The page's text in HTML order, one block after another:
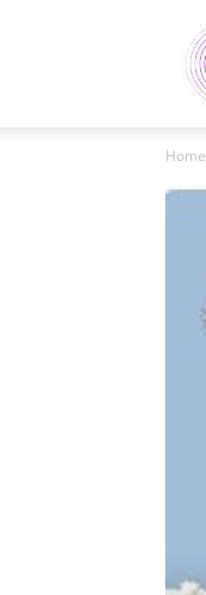
Home